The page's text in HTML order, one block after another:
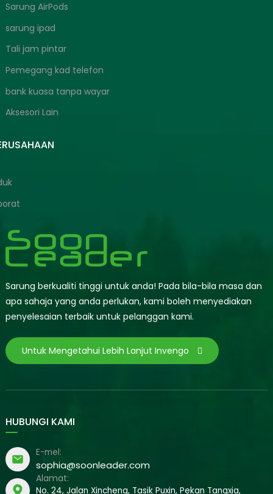
Sarung AirPods
sarung ipad
Tali jam pintar
Pemegang kad telefon
bank kuasa tanpa wayar
Aksesori Lain
Sarung berkualiti tinggi untuk anda! Pada bila-bila masa dan
apa sahaja yang anda perlukan, kami boleh menyediakan
penyelesaian terbaik untuk pelanggan kami.
Untuk Mengetahui Lebih Lanjut Invengo
HUBUNGI KAMI
E-mel:
sophia@soonleader.com
Alamat:
No. 24, Jalan Xincheng, Tasik Puxin, Pekan Tangxia,